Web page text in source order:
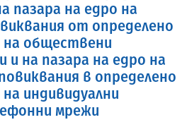
пазара на едро на
от определено
обществени
на пазара на едро на
в определено
индивидуални
мрежи